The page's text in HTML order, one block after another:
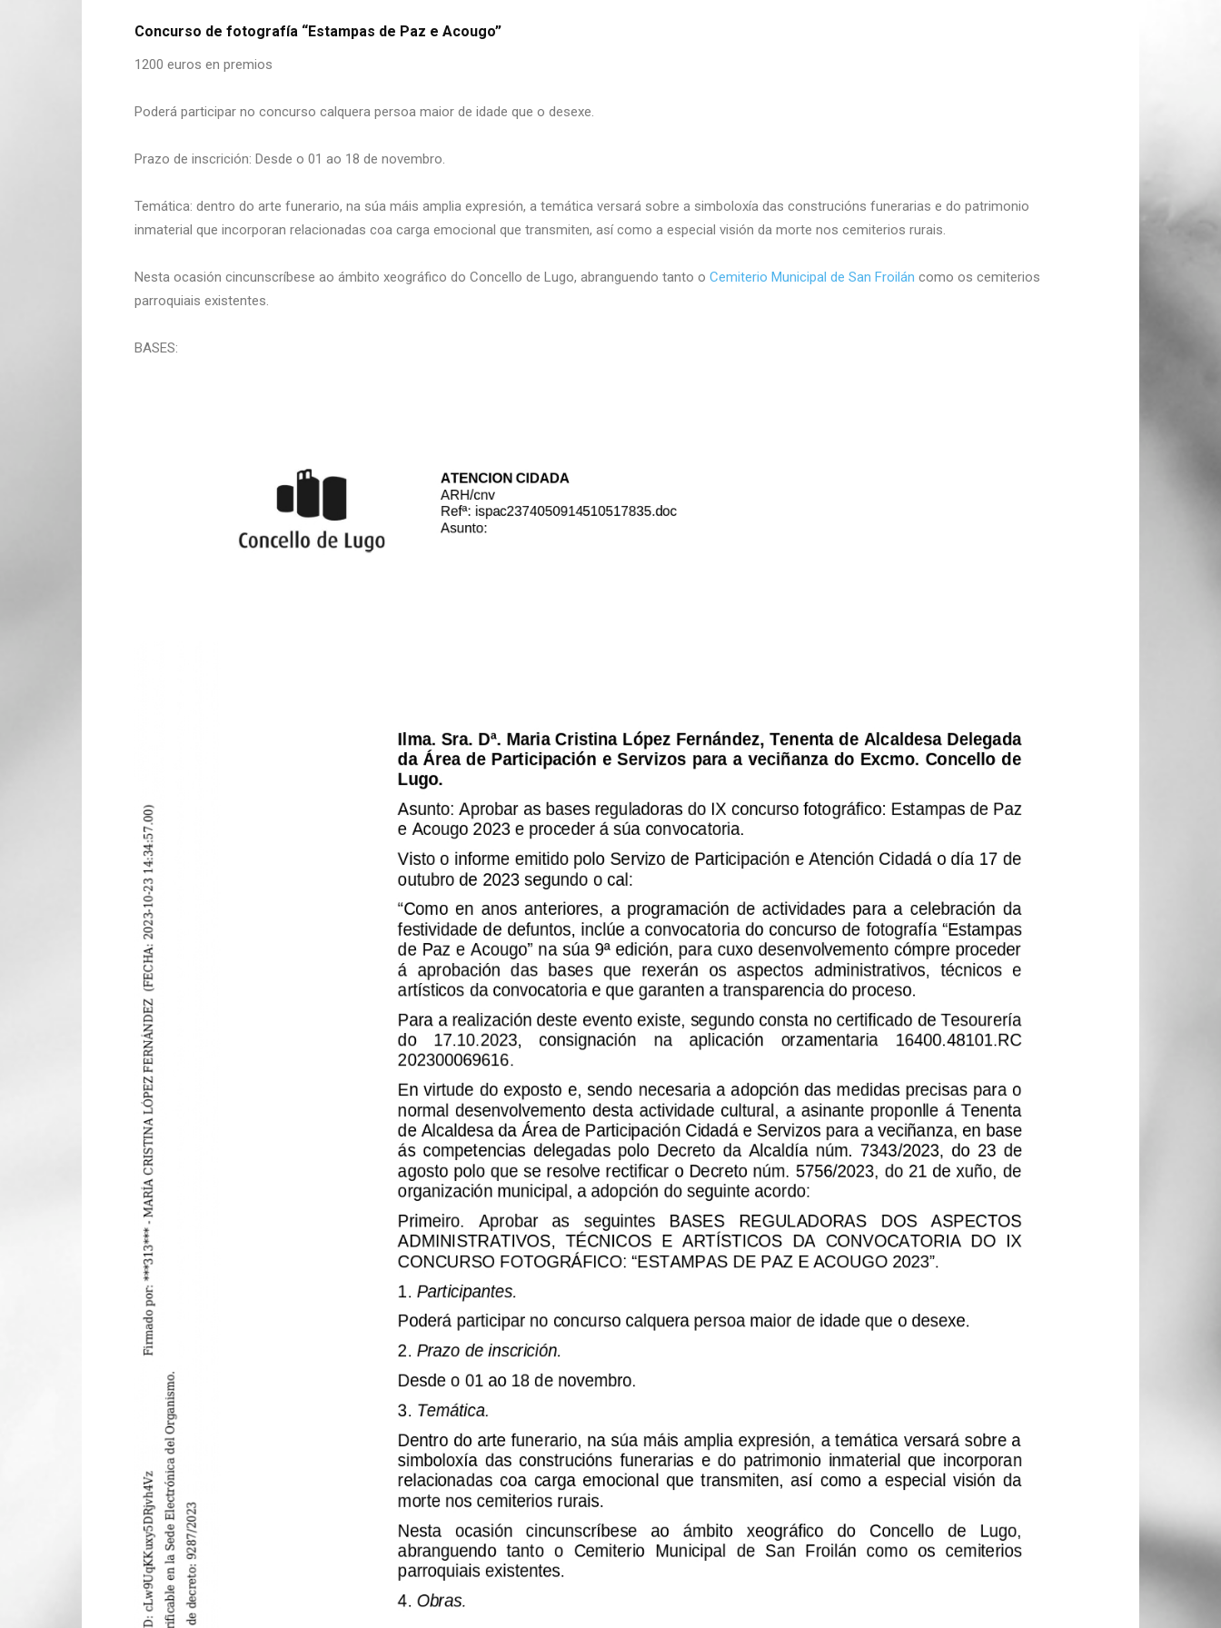
Concurso de fotografía “Estampas de Paz e Acougo”
1200 euros en premios
Poderá participar no concurso calquera persoa maior de idade que o desexe.
Prazo de inscrición: Desde o 01 ao 18 de novembro.
Temática: dentro do arte funerario, na súa máis amplia expresión, a temática versará sobre a simboloxía das construcións funerarias e do patrimonio
inmaterial que incorporan relacionadas coa carga emocional que transmiten, así como a especial visión da morte nos cemiterios rurais.
Nesta ocasión cincunscríbese ao ámbito xeográfico do Concello de Lugo, abranguendo tanto o Cemiterio Municipal de San Froilán como os cemiterios
parroquiais existentes.
BASES: